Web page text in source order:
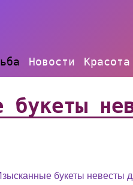
Новости Красота
букеты
букеты невесты